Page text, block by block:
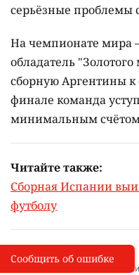
серьёзные проблемы
На чемпионате мира
обладатель
сборную Аргентины
финале команда
минимальным
Читайте также:
Сборная Испании
футболу
I
Сообщить об опечатке
Выделите фрагмент и
Сообщить об ошибке